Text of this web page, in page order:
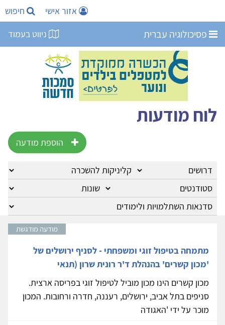
אזור אישי חיפוש
פסיכולוגיה עברית ניווט בעמוד
לוח מודעות
הוספת מודעה
מודעה מודגשת
מתמחה בטיפול זוגי ומשפחתי - לסניף ירושלים של
'מכון קשרים' בהנהלת ד'ר רונית שרון (תנאי
מכון קשרים הינו מכון מוביל לטיפול זוגי בפריסה ארצית.
סניפים בתל אביב, ירושלים, רעננה, חדרה ורחובות. המכון
מוכר על ידי 'האגודה